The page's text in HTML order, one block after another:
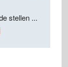
stellen ...